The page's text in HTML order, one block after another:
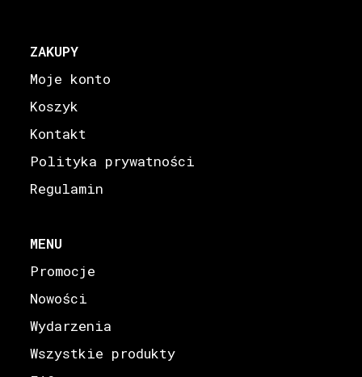
ZAKUPY
Moje konto
Koszyk
Kontakt
Polityka prywatności
Regulamin
MENU
Promocje
Nowości
Wydarzenia
Wszystkie produkty